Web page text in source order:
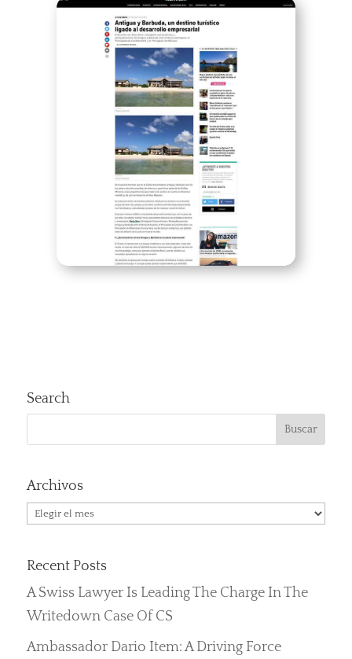
Search
Archivos
Archivos
Recent Posts
A Swiss Lawyer Is Leading The Charge In The
Writedown Case Of CS
Ambassador Dario Item: A Driving Force